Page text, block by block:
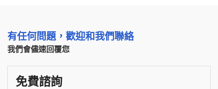
有任何問題，歡迎和我們聯絡
我們會儘速回覆您
免費諮詢